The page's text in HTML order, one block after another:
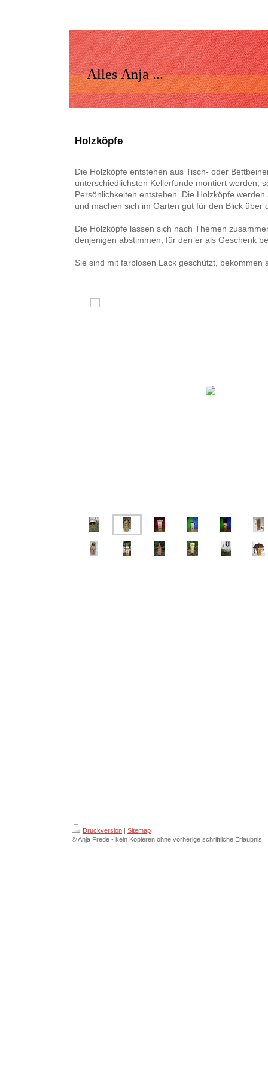
Alles Anja ...
Holzköpfe
Die Holzköpfe entstehen aus Tisch- oder
unterschiedlichsten Kellerfunde montiert werden,
Persönlichkeiten entstehen. Die Holzköpfe
und machen sich im Garten gut für den Blick über
Die Holzköpfe lassen sich nach Themen
denjenigen abstimmen, für den er als Geschenk
Sie sind mit farblosen Lack geschützt, bekommen
Druckversion | Sitemap
© Anja Frede - kein Kopieren ohne vorherige schriftliche Erlaubnis!